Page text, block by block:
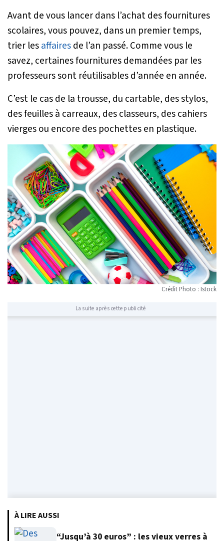
Avant de vous lancer dans l’achat des fournitures
scolaires, vous pouvez, dans un premier temps,
trier lesaffairesde l’an passé. Comme vous le
savez, certaines fournitures demandées par les
professeurs sont réutilisables d’année en année.
C’est le cas de la trousse, du cartable, des stylos,
des feuilles à carreaux, des classeurs, des cahiers
vierges ou encore des pochettes en plastique.
Crédit Photo : Istock
La suite après cette publicité
À LIRE AUSSI
“Jusqu’à 30 euros” : les vieux verres à